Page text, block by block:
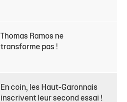
Thomas Ramos ne
transforme pas !
En coin, les Haut-Garonnais
inscrivent leur second essai !